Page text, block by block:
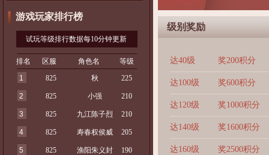
游戏玩家排行榜
试玩等级排行数据每10分钟更新
排名 区服 角色名
等级
1
825 秋 225
2 825 小强 210
3 825 九江陈子烈 210
4 825 寿春权侯威 205
5 825 渔阳朱义封 190
级别奖励
达40级 奖200积分
达100级 奖600积分
达120级 奖1000积分
达140级 奖1600积分
达160级 奖2500积分